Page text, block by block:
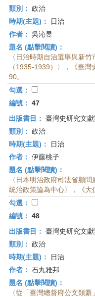
類別： 政治
時期(主題)：
日治
作者： 吳沁昱
題名 (點擊閱讀)：
〈日治時期自治選舉與新
（1935-1939）〉，《臺
90。
勾選：
編號： 47
出版書目： 臺灣史研究文
類別： 政治
時期(主題)：
日治
作者： 伊藤桃子
題名 (點擊閱讀)：
〈日本明治政府司法省顧
統治政策論為中心〉，《大
勾選：
編號： 48
出版書目： 臺灣史研究文
類別： 政治
時期(主題)：
日治
作者： 石丸雅邦
題名 (點擊閱讀)：
〈從「臺灣總督府公文類